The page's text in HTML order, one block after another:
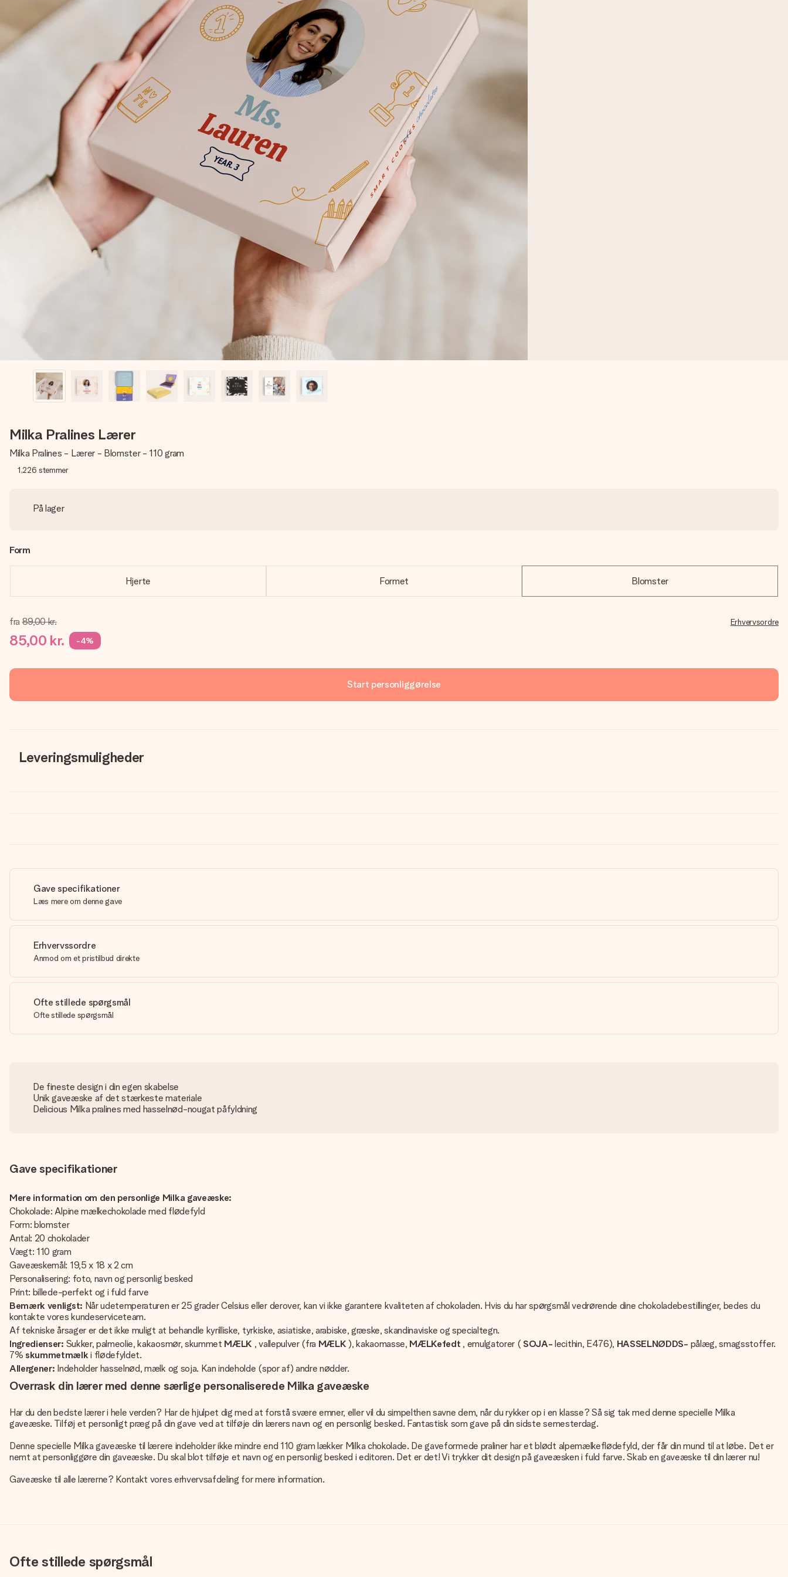
Milka Pralines Lærer
Milka Pralines - Lærer - Blomster - 110 gram
1,226 stemmer
På lager
Form
Hjerte Formet Blomster
fra 89,00 kr.
85,00 kr. -4%
Erhvervsordre
Start personliggørelse
Leveringsmuligheder
Gave specifikationer
Læs mere om denne gave
Erhvervssordre
Anmod om et pristilbud direkte
Ofte stillede spørgsmål
Ofte stillede spørgsmål
De fineste design i din egen skabelse
Unik gaveæske af det stærkeste materiale
Delicious Milka pralines med hasselnød-nougat påfyldning
Gave specifikationer
Mere information om den personlige Milka gaveæske:
Chokolade: Alpine mælkechokolade med flødefyld
Form: blomster
Antal: 20 chokolader
Vægt: 110 gram
Gaveæskemål: 19,5 x 18 x 2 cm
Personalisering: foto, navn og personlig besked
Print: billede-perfekt og i fuld farve
Bemærk venligst: Når udetemperaturen er 25 grader Celsius eller derover, kan vi ikke garantere kvaliteten af chokoladen. Hvis du har spørgsmål vedrørende dine chokoladebestillinger, bedes du
kontakte vores kundeserviceteam.
Af tekniske årsager er det ikke muligt at behandle kyrilliske, tyrkiske, asiatiske, arabiske, græske, skandinaviske og specialtegn.
Ingredienser: Sukker, palmeolie, kakaosmør, skummet MÆLK , vallepulver (fra MÆLK ), kakaomasse, MÆLKefedt , emulgatorer (SOJA- lecithin, E476), HASSELNØDDS- pålæg, smagsstoffer.
7% skummetmælk i flødefyldet.
Allergener: Indeholder hasselnød, mælk og soja. Kan indeholde (spor af) andre nødder.
Overrask din lærer med denne særlige personaliserede Milka gaveæske
Har du den bedste lærer i hele verden? Har de hjulpet dig med at forstå svære emner, eller vil du simpelthen savne dem, når du rykker op i en klasse? Så sig tak med denne specielle Milka
gaveæske. Tilføj et personligt præg på din gave ved at tilføje din lærers navn og en personlig besked. Fantastisk som gave på din sidste semesterdag.
Denne specielle Milka gaveæske til lærere indeholder ikke mindre end 110 gram lækker Milka chokolade. De gaveformede praliner har et blødt alpemælkeflødefyld, der får din mund til at løbe. Det er
nemt at personliggøre din gaveæske. Du skal blot tilføje et navn og en personlig besked i editoren. Det er det! Vi trykker dit design på gaveæsken i fuld farve. Skab en gaveæske til din lærer nu!
Gaveæske til alle lærerne? Kontakt vores erhvervsafdeling for mere information.
Ofte stillede spørgsmål